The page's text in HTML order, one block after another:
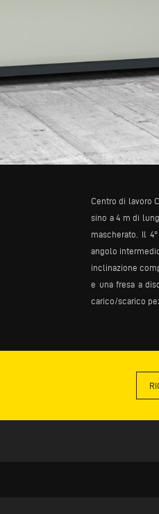
Centro di lavoro
sino a 4 m di
mascherato. Il
angolo
inclinazione
e una fresa a
carico/scarico